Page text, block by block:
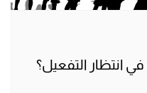
انتظار التفعيل؟